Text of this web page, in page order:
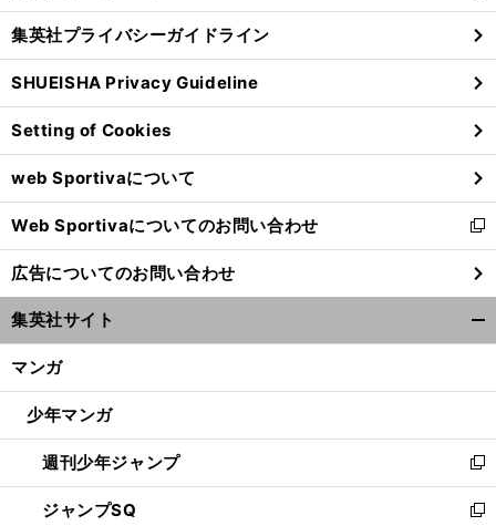
ク
？
る
し
い
ウ
ィ
ン
ド
ウ
で
開
く
集英社プライバシーガイドライン
SHUEISHA Privacy Guideline
Setting of Cookies
web Sportivaについて
Web Sportivaについてのお問い合わせ
新
し
い
ウ
ィ
ン
ウ
開
く
広告についてのお問い合わせ
集英社サイト
マンガ
少年マンガ
週刊少年ジャンプ
新
し
い
ジャンプSQ
新